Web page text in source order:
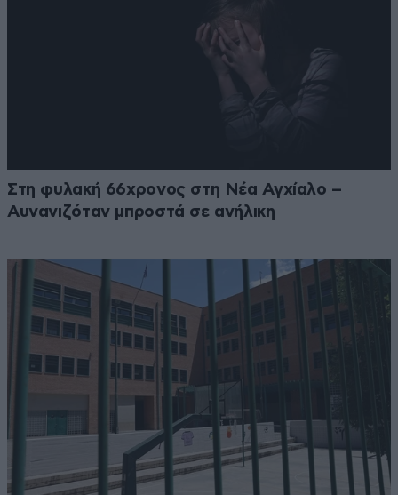
Στη φυλακή 66χρονος στη Νέα Αγχίαλο –
Αυνανιζόταν μπροστά σε ανήλικη